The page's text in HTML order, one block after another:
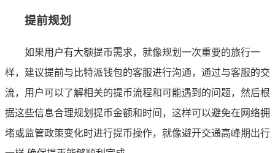
提前规划
如果用户有大额提币需求，就像规划一次重要的旅行一
样，建议提前与比特派钱包的客服进行沟通，通过与客服的交
流，用户可以了解相关的提币流程和可能遇到的问题，然后根
据这些信息合理规划提币金额和时间，这样可以避免在网络拥
堵或监管政策变化时进行提币操作，就像避开交通高峰期出行